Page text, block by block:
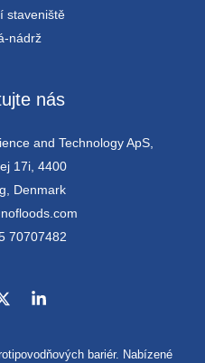
staveniště
nádrž
nás
and Technology ApS,
17i, 4400
Denmark
70707482
bariér. Nabízené